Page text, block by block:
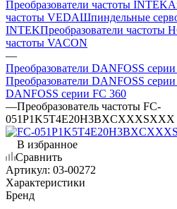
Преобразователи частоты INTEK
частоты VEDAШпиндельные
INTEKПреобразователи частоты
частоты VACON
—
Преобразователи DANFOSS серии
Преобразователи DANFOSS серии
DANFOSS серии FC 360
—Преобразователь частоты FC-
051P1K5T4E20H3BXCXXXSXXX
В избранное
Сравнить
Артикул: 03-00272
Характеристики
Бренд